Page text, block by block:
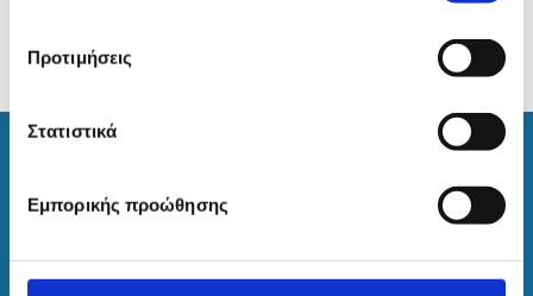
Προτιμήσεις
Στατιστικά
Εμπορικής προώθησης
Βασίλειος Πετρόπουλος
Ιατρείο οφθαλμικών παθήσεων και διαθλαστικής χειρουργικής
doctorpetropoulos@gmail.com
----------